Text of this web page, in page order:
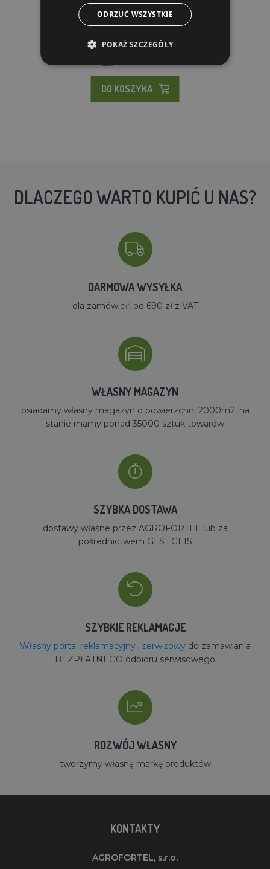
21.41 zl
DO KOSZYKA
DLACZEGO WARTO KUPIĆ U NAS?
DARMOWA WYSYŁKA
dla zamówień od 690 zł z VAT
WŁASNY MAGAZYN
osiadamy własny magazyn o powierzchni 2000m2, na
stanie mamy ponad 35000 sztuk towarów
SZYBKA DOSTAWA
dostawy własne przez AGROFORTEL lub za
pośrednictwem GLS i GEIS
SZYBKIE REKLAMACJE
Własny portal reklamacyjny i serwisowydo zamawiania
BEZPŁATNEGO odbioru serwisowego
ROZWÓJ WŁASNY
tworzymy własną markę produktów
KONTAKTY
AGROFORTEL, s.r.o.
ODRZUĆ WSZYSTKIE
POKAŻ SZCZEGÓŁY